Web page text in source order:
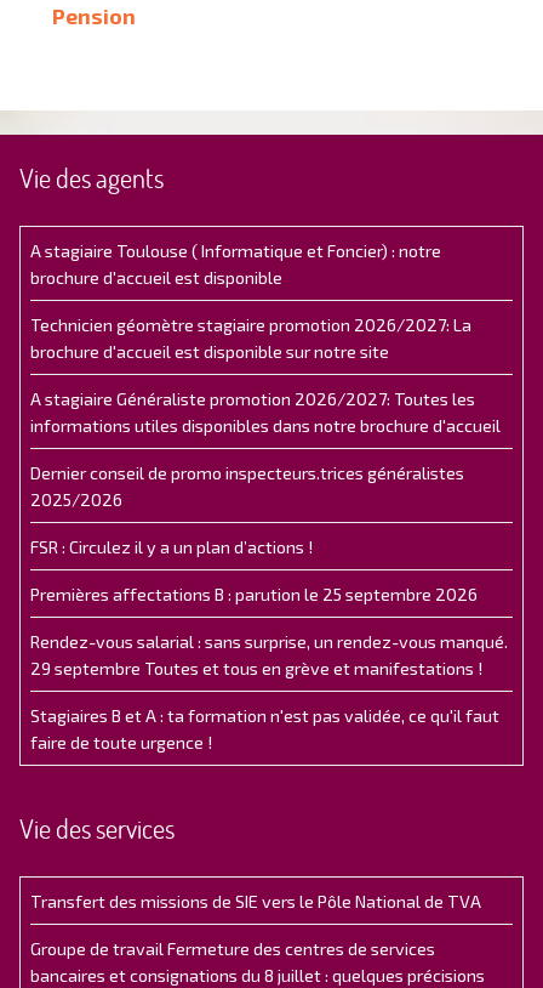
Pension
Vie des agents
A stagiaire Toulouse ( Informatique et Foncier) : notre
brochure d'accueil est disponible
Technicien géomètre stagiaire promotion 2026/2027: La
brochure d'accueil est disponible sur notre site
A stagiaire Généraliste promotion 2026/2027: Toutes les
informations utiles disponibles dans notre brochure d'accueil
Dernier conseil de promo inspecteurs.trices généralistes
2025/2026
FSR : Circulez il y a un plan d’actions !
Premières affectations B : parution le 25 septembre 2026
Rendez-vous salarial : sans surprise, un rendez-vous manqué.
29 septembre Toutes et tous en grève et manifestations !
Stagiaires B et A : ta formation n'est pas validée, ce qu'il faut
faire de toute urgence !
Vie des services
Transfert des missions de SIE vers le Pôle National de TVA
Groupe de travail Fermeture des centres de services
bancaires et consignations du 8 juillet : quelques précisions